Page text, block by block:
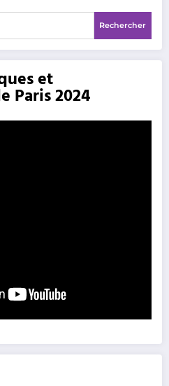
Rechercher
et
Paris 2024